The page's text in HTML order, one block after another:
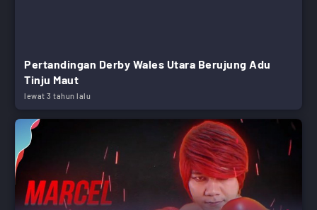
Pertandingan Derby Wales Utara Berujung Adu
Tinju Maut
lewat 3 tahun lalu